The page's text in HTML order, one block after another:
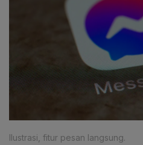
Ilustrasi, fitur pesan langsung.